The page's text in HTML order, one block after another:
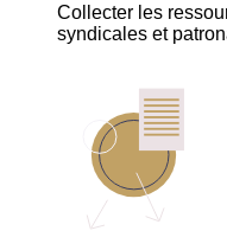
Collecter les
syndicales et